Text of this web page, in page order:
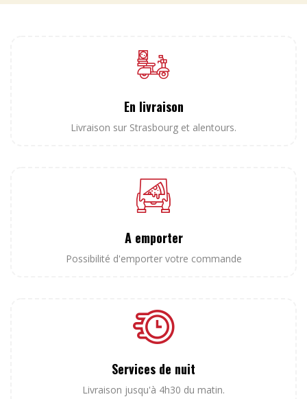
En livraison
Livraison sur Strasbourg et alentours.
A emporter
Possibilité d'emporter votre commande
Services de nuit
Livraison jusqu'à 4h30 du matin.